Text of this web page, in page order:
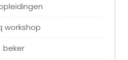
workshop
beker